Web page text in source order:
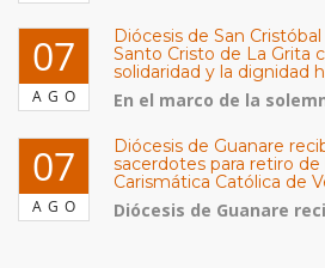
07
AGO
Diócesis de San
Santo Cristo de La Grita
solidaridad y la dignidad
En el marco de la
07
AGO
Diócesis de Guanare
sacerdotes para retiro de
Carismática Católica de
Diócesis de Guanare